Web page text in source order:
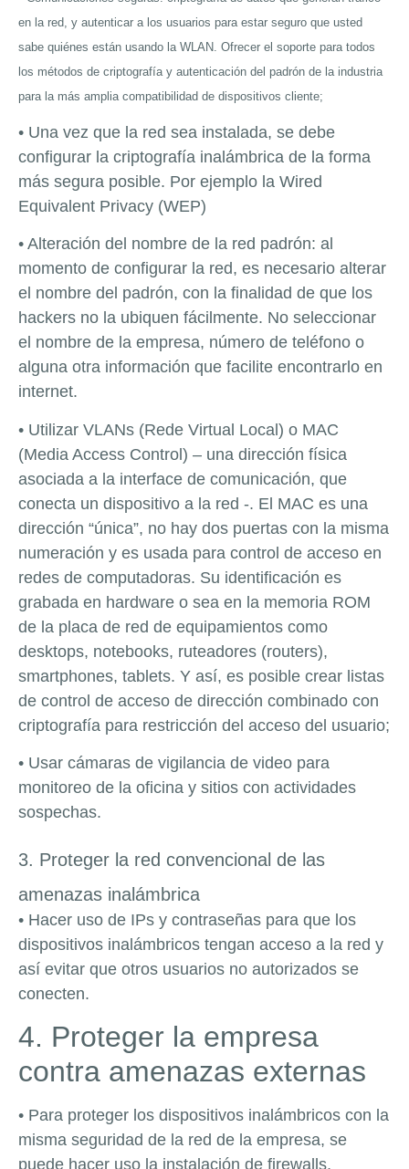
en la red, y autenticar a los usuarios para estar seguro que usted
sabe quiénes están usando la WLAN. Ofrecer el soporte para todos
los métodos de criptografía y autenticación del padrón de la industria
para la más amplia compatibilidad de dispositivos cliente;
• Una vez que la red sea instalada, se debe
configurar la criptografía inalámbrica de la forma
más segura posible. Por ejemplo la Wired
Equivalent Privacy (WEP)
• Alteración del nombre de la red padrón: al
momento de configurar la red, es necesario alterar
el nombre del padrón, con la finalidad de que los
hackers no la ubiquen fácilmente. No seleccionar
el nombre de la empresa, número de teléfono o
alguna otra información que facilite encontrarlo en
internet.
• Utilizar VLANs (Rede Virtual Local) o MAC
(Media Access Control) – una dirección física
asociada a la interface de comunicación, que
conecta un dispositivo a la red -. El MAC es una
dirección “única”, no hay dos puertas con la misma
numeración y es usada para control de acceso en
redes de computadoras. Su identificación es
grabada en hardware o sea en la memoria ROM
de la placa de red de equipamientos como
desktops, notebooks, ruteadores (routers),
smartphones, tablets. Y así, es posible crear listas
de control de acceso de dirección combinado con
criptografía para restricción del acceso del usuario;
• Usar cámaras de vigilancia de video para
monitoreo de la oficina y sitios con actividades
sospechas.
3. Proteger la red convencional de las
amenazas inalámbrica
• Hacer uso de IPs y contraseñas para que los
dispositivos inalámbricos tengan acceso a la red y
así evitar que otros usuarios no autorizados se
conecten.
4. Proteger la empresa
contra amenazas externas
• Para proteger los dispositivos inalámbricos con la
misma seguridad de la red de la empresa, se
puede hacer uso la instalación de firewalls,